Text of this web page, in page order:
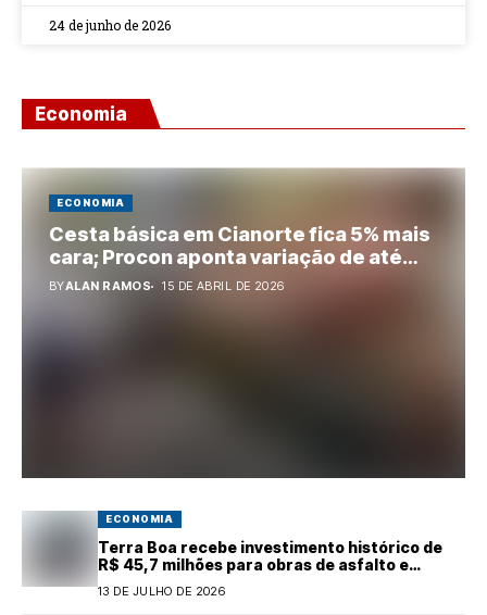
24 de junho de 2026
Economia
ECONOMIA
Cesta básica em Cianorte fica 5% mais
cara; Procon aponta variação de até
10% entre mercados
BYALAN RAMOS 15 DE ABRIL DE 2026
ECONOMIA
Terra Boa recebe investimento histórico de
R$ 45,7 milhões para obras de asfalto e
13 DE JULHO DE 2026